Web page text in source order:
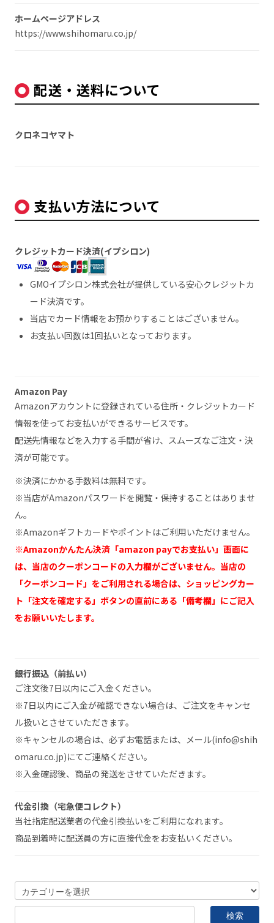
ホームページアドレス
https://www.shihomaru.co.jp/
配送・送料について
クロネコヤマト
支払い方法について
クレジットカード決済(イプシロン)
GMOイプシロン株式会社が提供している安心クレジットカ
ード決済です。
当店でカード情報をお預かりすることはございません。
お支払い回数は1回払いとなっております。
Amazon Pay
Amazonアカウントに登録されている住所・クレジットカード
情報を使ってお支払いができるサービスです。
配送先情報などを入力する手間が省け、スムーズなご注文・決
済が可能です。
※決済にかかる手数料は無料です。
※当店がAmazonパスワードを閲覧・保持することはありませ
ん。
※Amazonギフトカードやポイントはご利用いただけません。
※Amazonかんたん決済「amazon payでお支払い」画面に
は、当店のクーポンコードの入力欄がございません。当店の
「クーポンコード」をご利用される場合は、ショッピングカー
ト「注文を確定する」ボタンの直前にある「備考欄」にご記入
をお願いいたします。
銀行振込（前払い）
ご注文後7日以内にご入金ください。
※7日以内にご入金が確認できない場合は、ご注文をキャンセ
ル扱いとさせていただきます。
※キャンセルの場合は、必ずお電話または、メール(info@shih
omaru.co.jp)にてご連絡ください。
※入金確認後、商品の発送をさせていただきます。
代金引換（宅急便コレクト）
当社指定配送業者の代金引換払いをご利用になれます。
商品到着時に配送員の方に直接代金をお支払いください。